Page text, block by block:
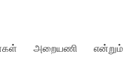
அறையணி என்றும்